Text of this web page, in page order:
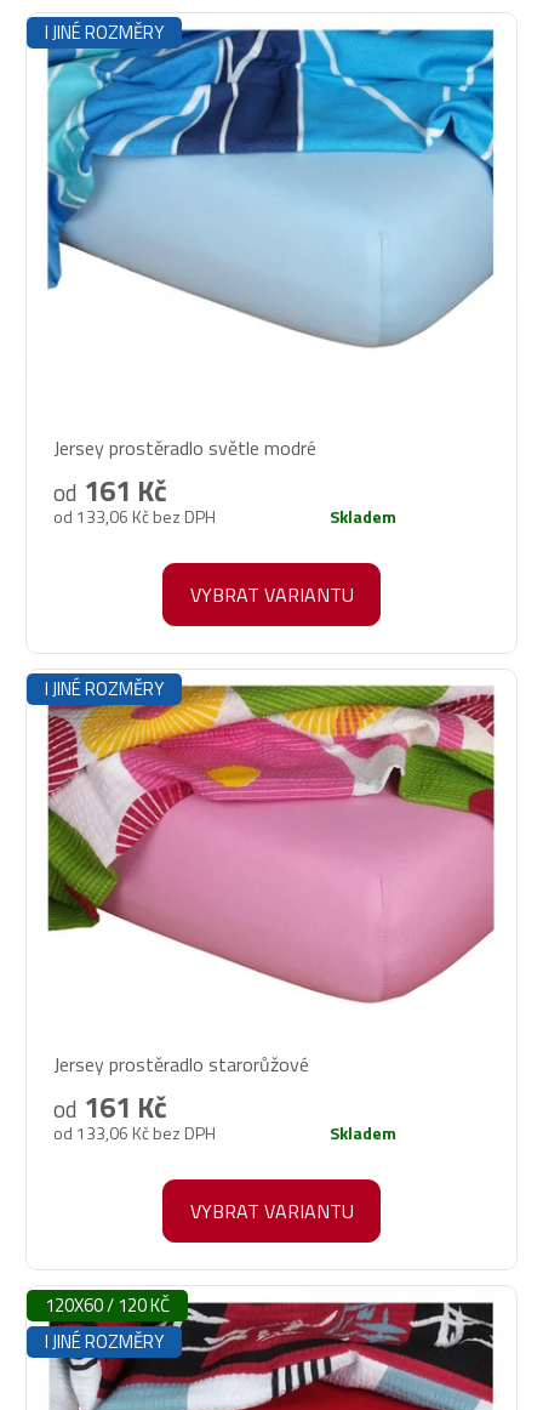
I JINÉ ROZMĚRY
hodnocení
produktu
je
Jersey prostěradlo světle modré
od 133,06 Kč bez DPH
od 161 Kč
Skladem
VYBRAT VARIANTU
I JINÉ ROZMĚRY
Jersey prostěradlo starorůžové
od 133,06 Kč bez DPH
od 161 Kč
Skladem
VYBRAT VARIANTU
120X60 / 120 KČ
I JINÉ ROZMĚRY